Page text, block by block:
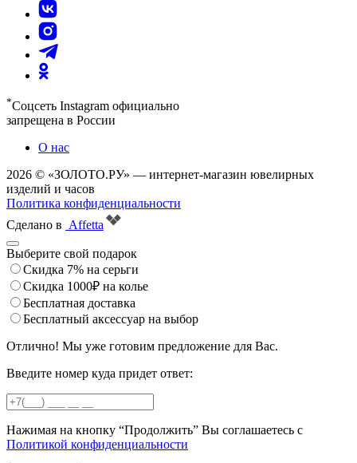
*Соцсеть Instagram официально
запрещена в России
О нас
2026 © «ЗОЛОТО.РУ» — интернет-магазин ювелирных
изделий и часов
Политика конфиденциальности
Сделано в Affetta
Выберите свой подарок
Скидка 7% на серьги
Скидка 1000₽ на колье
Бесплатная доставка
Бесплатный аксессуар на выбор
Отлично! Мы уже готовим предложение для Вас.
Введите номер куда придет ответ:
Нажимая на кнопку “Продолжить” Вы соглашаетесь с
Политикой конфиденциальности